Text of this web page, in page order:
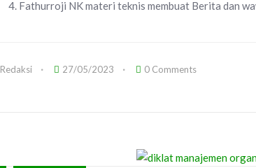
4. Fathurroji NK materi teknis membuat Berita dan
Redaksi 27/05/2023 0 Comments